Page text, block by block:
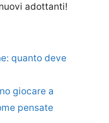
adottanti!
quanto deve
giocare a
pensate